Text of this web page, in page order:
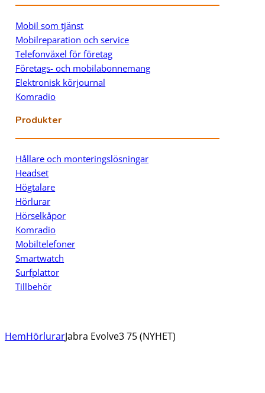
Mobil som tjänst
Mobilreparation och service
Telefonväxel för företag
Företags- och mobilabonnemang
Elektronisk körjournal
Komradio
Produkter
Hållare och monteringslösningar
Headset
Högtalare
Hörlurar
Hörselkåpor
Komradio
Mobiltelefoner
Smartwatch
Surfplattor
Tillbehör
HemHörlurarJabra Evolve3 75 (NYHET)